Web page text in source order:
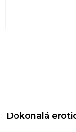
Dokonalá